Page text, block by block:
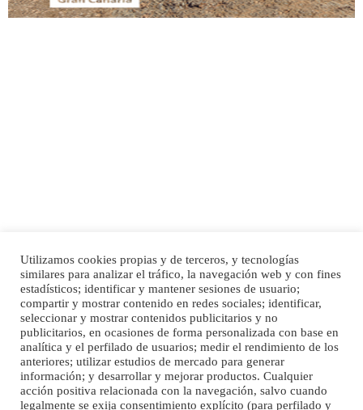
Ninfa perdida
El día 5 se los perdió una ninfa papillera, asustada tiene miedo a la calle, se
perdió por la zon...
Leales.org » Gran Canaria | 6.7.2025
Inicio Publicidad
Política de privacidad
Aviso Legal
Cláusula de Cookies
Enlaces de interés
Utilizamos cookies propias y de terceros, y tecnologías
similares para analizar el tráfico, la navegación web y con fines
estadísticos; identificar y mantener sesiones de usuario;
compartir y mostrar contenido en redes sociales; identificar,
seleccionar y mostrar contenidos publicitarios y no
publicitarios, en ocasiones de forma personalizada con base en
analítica y el perfilado de usuarios; medir el rendimiento de los
anteriores; utilizar estudios de mercado para generar
información; y desarrollar y mejorar productos. Cualquier
acción positiva relacionada con la navegación, salvo cuando
legalmente se exija consentimiento explícito (para perfilado y